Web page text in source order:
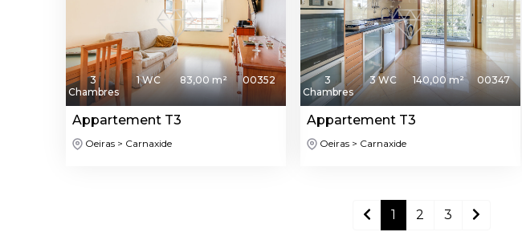
3
Chambres
1 WC 83,00 m² 00352
Appartement T3
Oeiras > Carnaxide
3
Chambres
3 WC 140,00 m² 00347
Appartement T3
Oeiras > Carnaxide
1 2 3